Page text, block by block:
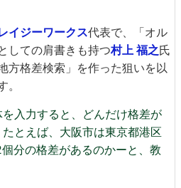
イジーワークス代表で、「オル
しての肩書きも持つ村上 福之氏
方格差検索」を作った狙いを以
入力すると、どんだけ格差が
とえば、大阪市は東京都港区
分の格差があるのかーと、教